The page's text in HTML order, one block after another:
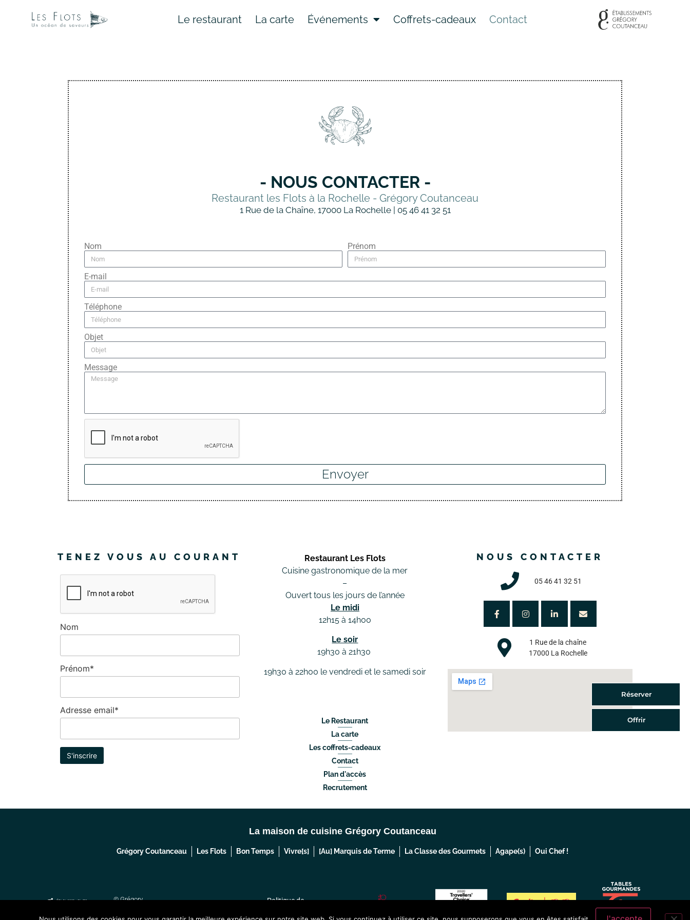
Le restaurant La carte Événements Coffrets-cadeaux Contact
- NOUS CONTACTER -
Restaurant les Flots à la Rochelle - Grégory Coutanceau
1 Rue de la Chaîne, 17000 La Rochelle | 05 46 41 32 51
Nom Prénom
E-mail
Téléphone
Objet
Message
Envoyer
TENEZ VOUS AU COURANT
Nom
Prénom*
Adresse email*
Restaurant Les Flots
Cuisine gastronomique de la mer
–
Ouvert tous les jours de l’année
Le midi
12h15 à 14h00
Le soir
19h30 à 21h30
19h30 à 22h00 le vendredi et le samedi soir
Le Restaurant
La carte
Les coffrets-cadeaux
Contact
Plan d'accès
Recrutement
NOUS CONTACTER
05 46 41 32 51
1 Rue de la chaîne
17000 La Rochelle
La maison de cuisine Grégory Coutanceau
Grégory Coutanceau Les Flots Bon Temps Vivre[s] [Au] Marquis de Terme La Classe des Gourmets Agape(s) Oui Chef !
Réserver
Offrir
© Grégory
Politique de